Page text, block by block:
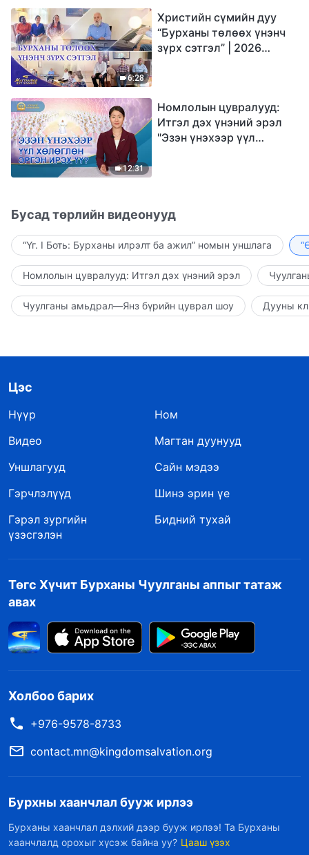
6:28
Христийн сүмийн дуу
“Бурханы төлөөх үнэнч
зүрх сэтгэл” | 2026
12:31
Номлолын цувралууд:
Итгэл дэх үнэний эрэл
"Эзэн үнэхээр үүл
Бусад төрлийн видеонууд
“Үг. I Боть: Бурханы илрэлт ба ажил” номын уншлага
Номлолын цувралууд: Итгэл дэх үнэний эрэл
Чуулганы амьдрал—Янз бүрийн цуврал шоу Дууны
Цэс
Нүүр
Ном
Видео
Магтан дуунууд
Уншлагууд
Сайн мэдээ
Гэрчлэлүүд
Шинэ эрин үе
Гэрэл зургийн
үзэсгэлэн
Бидний тухай
Төгс Хүчит Бурханы Чуулганы аппыг татаж
авах
Холбоо барих
+976-9578-8733
contact.mn@kingdomsalvation.org
Бурхны хаанчлал бууж ирлээ
Бурханы хаанчлал дэлхий дээр бууж ирлээ! Та Бурханы
хаанчлалд орохыг хүсэж байна уу? Цааш үзэх